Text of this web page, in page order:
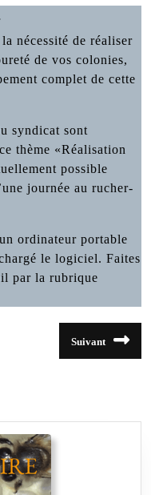
nécessité de réaliser
de vos colonies,
complet de cette
syndicat sont
thème «Réalisation
possible
journée au rucher-
ordinateur portable
le logiciel. Faites
par la rubrique
Suivant
suivant